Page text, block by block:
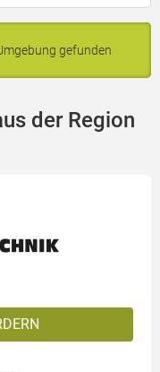
gefunden
der Region